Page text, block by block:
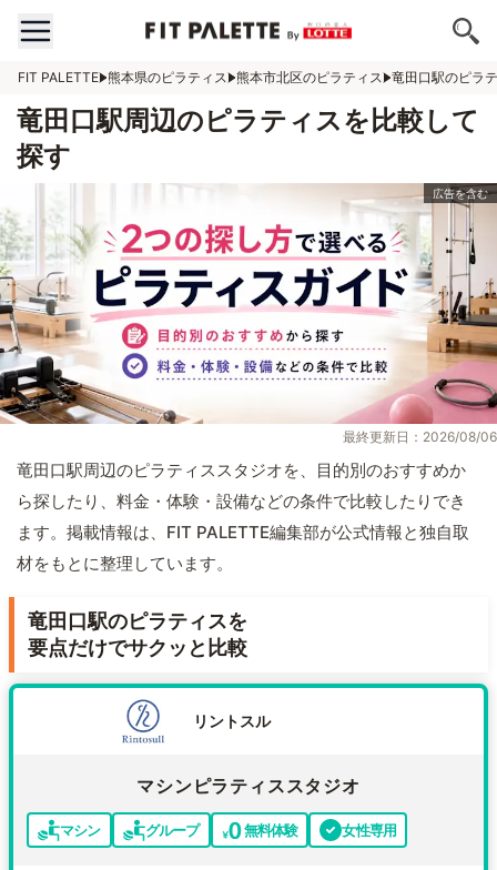
FIT PALETTE 熊本県のピラティス 熊本市北区のピラティス 竜田口駅のピラ
竜田口駅周辺のピラティスを比較して
探す
最終更新日：2026/08/06
竜田口駅周辺のピラティススタジオを、目的別のおすすめか
ら探したり、料金・体験・設備などの条件で比較したりでき
ます。掲載情報は、FIT PALETTE編集部が公式情報と独自取
材をもとに整理しています。
竜田口駅のピラティスを
要点だけでサクッと比較
リントスル
マシンピラティススタジオ
マシン グループ 無料体験 女性専用